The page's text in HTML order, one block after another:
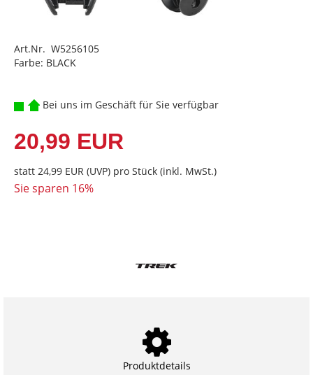
Art.Nr. W5256105
Farbe: BLACK
Bei uns im Geschäft für Sie verfügbar
20,99 EUR
statt 24,99 EUR (UVP) pro Stück (inkl. MwSt.)
Sie sparen 16%
Produktdetails